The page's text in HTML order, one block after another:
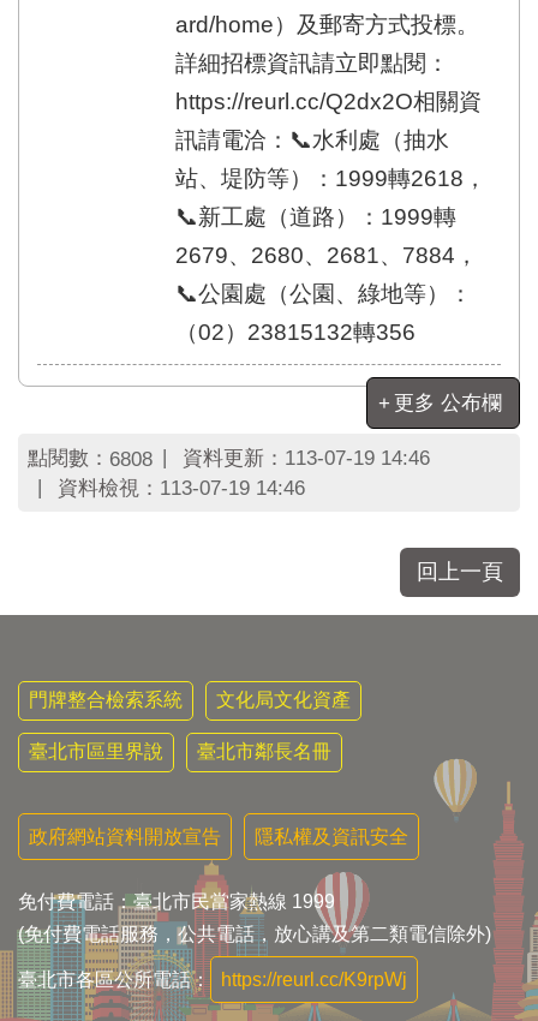
ard/home）及郵寄方式投標。
詳細招標資訊請立即點閱：
https://reurl.cc/Q2dx2O相關資
訊請電洽：📞水利處（抽水
站、堤防等）：1999轉2618，
📞新工處（道路）：1999轉
2679、2680、2681、7884，
📞公園處（公園、綠地等）：
（02）23815132轉356
更多 公布欄
點閱數： 6808 資料更新： 113-07-19 14:46
資料檢視： 113-07-19 14:46
回上一頁
門牌整合檢索系統 文化局文化資產
臺北市區里界說 臺北市鄰長名冊
政府網站資料開放宣告 隱私權及資訊安全
免付費電話：臺北市民當家熱線 1999
(免付費電話服務，公共電話，放心講及第二類電信除外)
臺北市各區公所電話： https://reurl.cc/K9rpWj